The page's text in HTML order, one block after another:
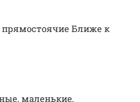
прямостоячие Ближе к
маленькие,